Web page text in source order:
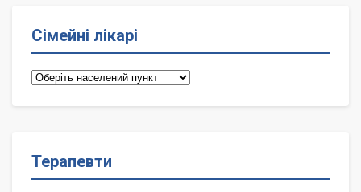
Сімейні лікарі
Сімейні
Терапевти